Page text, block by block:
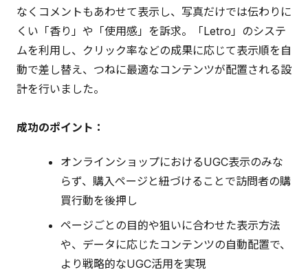
なくコメントもあわせて表示し、写真だけでは伝わりに
くい「香り」や「使用感」を訴求。「Letro」のシステ
ムを利用し、クリック率などの成果に応じて表示順を自
動で差し替え、つねに最適なコンテンツが配置される設
計を行いました。
成功のポイント：
オンラインショップにおけるUGC表示のみな
らず、購入ページと紐づけることで訪問者の購
買行動を後押し
ページごとの目的や狙いに合わせた表示方法
や、データに応じたコンテンツの自動配置で、
より戦略的なUGC活用を実現